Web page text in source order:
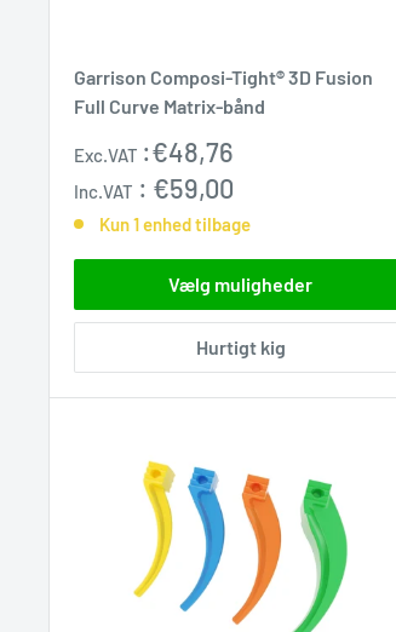
Garrison Composi-Tight® 3D Fusion
Full Curve Matrix-bånd
Udsalgspris
Exc.VAT :€48,76
Inc.VAT : €59,00
Kun 1 enhed tilbage
Vælg muligheder
Hurtigt kig